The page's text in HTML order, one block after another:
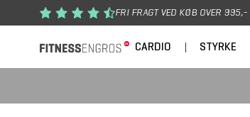
Gå til hovedindhold FRI FRAGT VED KØB OVER 995,-
CARDIO | STYRKE